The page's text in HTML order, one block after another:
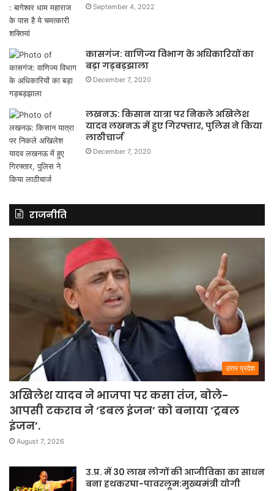
September 4, 2022
कासगंज: वाणिज्य विभाग के अधिकारियों का
बड़ा गड़बड़झाला
December 7, 2020
लखनऊ: किसान यात्रा पर निकले अखिलेश
यादव लखनऊ में हुए गिरफ्तार, पुलिस ने किया
लाठीचार्ज
December 7, 2020
राजनीति
उत्तर प्रदेश
अखिलेश यादव ने भाजपा पर कसा तंज, बोले-
आपसी टकराव ने ‘डबल इंजन’ को बनाया ‘ट्रबल
इंजन’.
August 7, 2026
उ.प्र. में 30 लाख लोगों की आजीविका का साधन
बना हथकरघा-पावरलूम:मुख्यमंत्री योगी